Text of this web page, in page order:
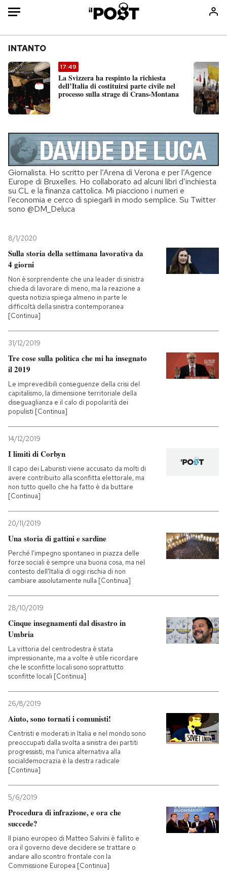
Auto
HOME
Italia
Mondo
Politica
Internet
Scienza
Cultura
Economia
Sport
Moda
Libri
Ok Boomer!
Media
Europa
Altrecose
Mondiali calcio 2026
NEWSLETTER
I MIEI PREFERITI
SHOP
CALENDARIO
AREA PERSONALE
Entra
INTANTO
17:49
La Svizzera ha respinto la richiesta
dell’Italia di costituirsi parte civile nel
processo sulla strage di Crans-Montana
Giornalista. Ho scritto per l’Arena di Verona e per l’Agence
Europe di Bruxelles. Ho collaborato ad alcuni libri d’inchiesta
su CL e la finanza cattolica. Mi piacciono i numeri e
l’economia e cerco di spiegarli in modo semplice. Su Twitter
sono @DM_Deluca
8/1/2020
Sulla storia della settimana lavorativa da
4 giorni
Non è sorprendente che una leader di sinistra
chieda di lavorare di meno, ma la reazione a
questa notizia spiega almeno in parte le
difficoltà della sinistra contemporanea
[Continua]
31/12/2019
Tre cose sulla politica che mi ha insegnato
il 2019
Le imprevedibili conseguenze della crisi del
capitalismo, la dimensione territoriale della
diseguaglianza e il calo di popolarità dei
populisti [Continua]
14/12/2019
I limiti di Corbyn
Il capo dei Laburisti viene accusato da molti di
avere contribuito alla sconfitta elettorale, ma
non tutto quello che ha fatto è da buttare
[Continua]
20/11/2019
Una storia di gattini e sardine
Perché l'impegno spontaneo in piazza delle
forze sociali è sempre una buona cosa, ma nel
contesto dell'Italia di oggi rischia di non
cambiare assolutamente nulla [Continua]
28/10/2019
Cinque insegnamenti dal disastro in
Umbria
La vittoria del centrodestra è stata
impressionante, ma a volte è utile ricordare
che le sconfitte locali sono soprattutto
sconfitte locali [Continua]
26/8/2019
Aiuto, sono tornati i comunisti!
Centristi e moderati in Italia e nel mondo sono
preoccupati dalla svolta a sinistra dei partiti
progressisti, ma l'unica alternativa alla
socialdemocrazia è la destra radicale
[Continua]
5/6/2019
Procedura di infrazione, e ora che
succede?
Il piano europeo di Matteo Salvini è fallito e
ora il governo deve decidere se trattare o
andare allo scontro frontale con la
Commissione Europea [Continua]